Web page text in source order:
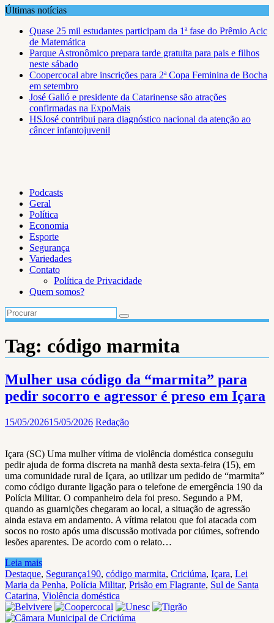
Skip
content
Últimas notícias
Quase 25 mil estudantes participam da 1ª fase do Prêmio Acic
de Matemática
Parque Astronômico prepara tarde gratuita para pais e filhos
neste sábado
Coopercocal abre inscrições para 2ª Copa Feminina de Bocha
em setembro
José Galló e presidente da Catarinense são atrações
confirmadas na ExpoMais
HSJosé contribui para diagnóstico nacional da atenção ao
câncer infantojuvenil
Podcasts
Geral
Política
Economia
Esporte
Segurança
Variedades
Contato
Política de Privacidade
Quem somos?
Tag: código marmita
Mulher usa código da “marmita” para
pedir socorro e agressor é preso em Içara
15/05/202615/05/2026 Redação
Içara (SC) Uma mulher vítima de violência doméstica conseguiu
pedir ajuda de forma discreta na manhã desta sexta-feira (15), em
uma comunidade rural de Içara, ao utilizar um pedido de “marmita”
como código durante ligação para o telefone de emergência 190 da
Polícia Militar. O companheiro dela foi preso. Segundo a PM,
quando as guarnições chegaram ao local, a situação de agressão
ainda estava em andamento. A vítima relatou que foi atacada com
socos no rosto após uma discussão motivada por ciúmes, sofrendo
lesões aparentes. De acordo com o relato…
Leia mais
Destaque, Segurança190, código marmita, Criciúma, Içara, Lei
Maria da Penha, Polícia Militar, Prisão em Flagrante, Sul de Santa
Catarina, Violência doméstica